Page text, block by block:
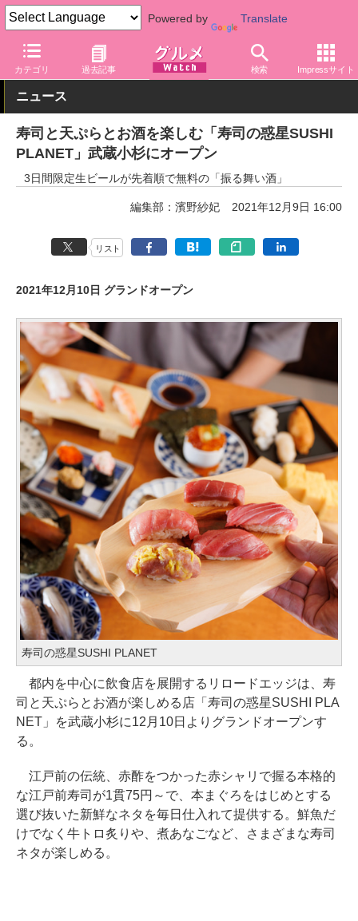
Powered by Translate
カテゴリ 過去記事 検索 Impressサイト
グルメ Watch 店舗
ニュース
寿司と天ぷらとお酒を楽しむ「寿司の惑星SUSHI
PLANET」武蔵小杉にオープン
3日間限定生ビールが先着順で無料の「振る舞い酒」
編集部：濱野紗妃 2021年12月9日 16:00
リスト
2021年12月10日 グランドオープン
寿司の惑星SUSHI PLANET
都内を中心に飲食店を展開するリロードエッジは、寿
司と天ぷらとお酒が楽しめる店「寿司の惑星SUSHI PLA
NET」を武蔵小杉に12月10日よりグランドオープンす
る。
江戸前の伝統、赤酢をつかった赤シャリで握る本格的
な江戸前寿司が1貫75円～で、本まぐろをはじめとする
選び抜いた新鮮なネタを毎日仕入れて提供する。鮮魚だ
けでなく牛トロ炙りや、煮あなごなど、さまざまな寿司
ネタが楽しめる。